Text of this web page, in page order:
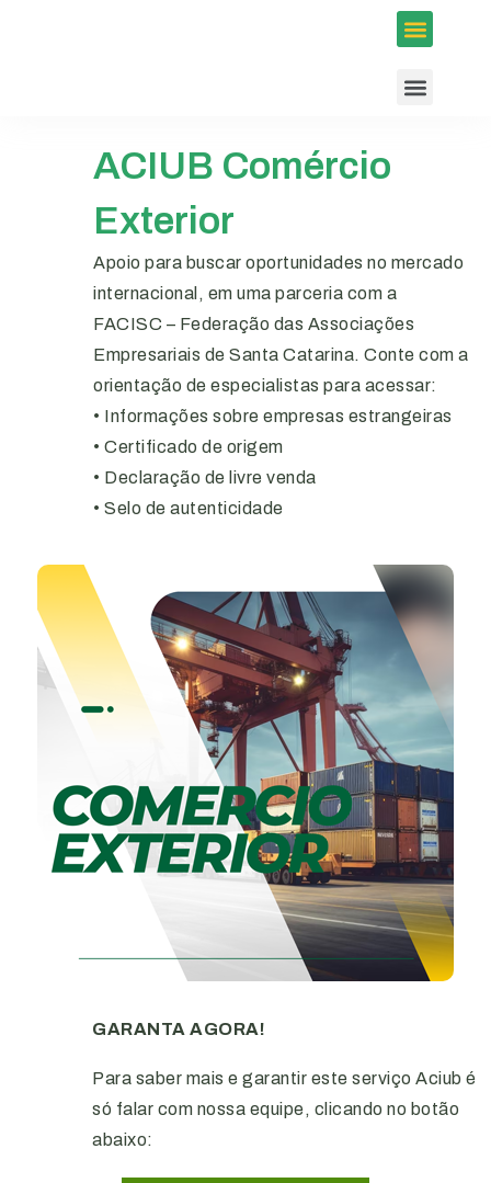
ACIUB Comércio
Exterior
Apoio para buscar oportunidades no mercado
internacional, em uma parceria com a
FACISC – Federação das Associações
Empresariais de Santa Catarina. Conte com a
orientação de especialistas para acessar:
• Informações sobre empresas estrangeiras
• Certificado de origem
• Declaração de livre venda
• Selo de autenticidade
GARANTA AGORA!
Para saber mais e garantir este serviço Aciub é
só falar com nossa equipe, clicando no botão
abaixo: